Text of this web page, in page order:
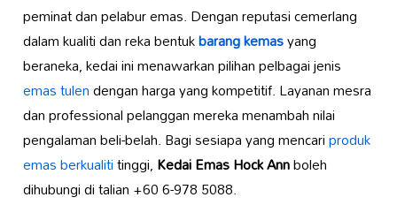
peminat dan pelabur emas. Dengan reputasi cemerlang
dalam kualiti dan reka bentukbarang kemasyang
beraneka, kedai ini menawarkan pilihan pelbagai jenis
emas tulendengan harga yang kompetitif. Layanan mesra
dan professional pelanggan mereka menambah nilai
pengalaman beli-belah. Bagi sesiapa yang mencariproduk
emas berkualititinggi,Kedai Emas Hock Annboleh
dihubungi di talian +60 6-978 5088.